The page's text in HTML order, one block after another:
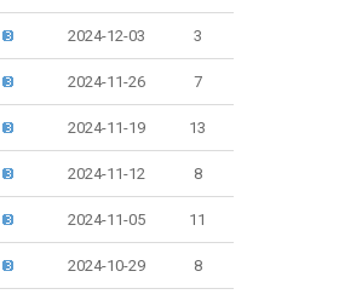
2024-12-03 3
2024-11-26 7
2024-11-19 13
2024-11-12 8
2024-11-05 11
2024-10-29 8